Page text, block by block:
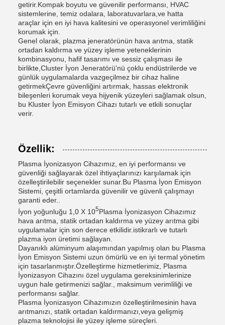
getirir.Kompak boyutu ve güvenilir performansı, HVAC
sistemlerine, temiz odalara, laboratuvarlara,ve hatta
araçlar için en iyi hava kalitesini ve operasyonel verimliliğini
korumak için.
Genel olarak, plazma jeneratörünün hava arıtma, statik
ortadan kaldırma ve yüzey işleme yeteneklerinin
kombinasyonu, hafif tasarımı ve sessiz çalışması ile
birlikte,Cluster İyon Jeneratörü'nü çoklu endüstrilerde ve
günlük uygulamalarda vazgeçilmez bir cihaz haline
getirmekÇevre güvenliğini artırmak, hassas elektronik
bileşenleri korumak veya hijyenik yüzeyleri sağlamak olsun,
bu Kluster İyon Emisyon Cihazı tutarlı ve etkili sonuçlar
verir.
Özellik:
Plasma İyonizasyon Cihazımız, en iyi performansı ve
güvenliği sağlayarak özel ihtiyaçlarınızı karşılamak için
özelleştirilebilir seçenekler sunar.Bu Plasma İyon Emisyon
Sistemi, çeşitli ortamlarda güvenilir ve güvenli çalışmayı
garanti eder..
İyon yoğunluğu 1,0 X 105Plasma İyonizasyon Cihazımız
hava arıtma, statik ortadan kaldırma ve yüzey arıtma gibi
uygulamalar için son derece etkilidir.istikrarlı ve tutarlı
plazma iyon üretimi sağlayan.
Dayanıklı alüminyum alaşımından yapılmış olan bu Plasma
İyon Emisyon Sistemi uzun ömürlü ve en iyi termal yönetim
için tasarlanmıştır.Özelleştirme hizmetlerimiz, Plasma
İyonizasyon Cihazını özel uygulama gereksinimlerinize
uygun hale getirmenizi sağlar., maksimum verimliliği ve
performansı sağlar.
Plasma İyonizasyon Cihazımızın özelleştirilmesinin hava
arıtmanızı, statik ortadan kaldırmanızı,veya gelişmiş
plazma teknolojisi ile yüzey işleme süreçleri.